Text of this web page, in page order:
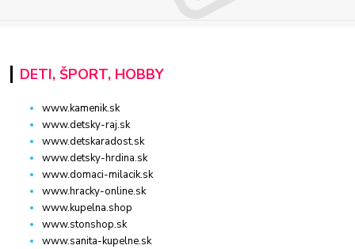
DETI, ŠPORT, HOBBY
www.kamenik.sk
www.detsky-raj.sk
www.detskaradost.sk
www.detsky-hrdina.sk
www.domaci-milacik.sk
www.hracky-online.sk
www.kupelna.shop
www.stonshop.sk
www.sanita-kupelne.sk